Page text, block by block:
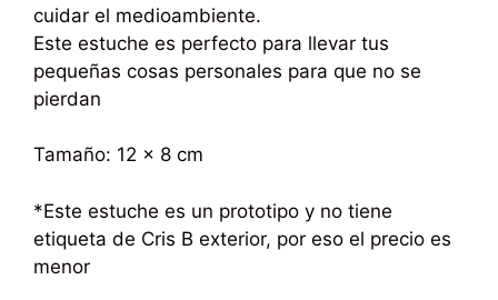
cuidar el medioambiente.
Este estuche es perfecto para llevar tus
pequeñas cosas personales para que no se
pierdan
Tamaño: 12 x 8 cm
*Este estuche es un prototipo y no tiene
etiqueta de Cris B exterior, por eso el precio es
menor